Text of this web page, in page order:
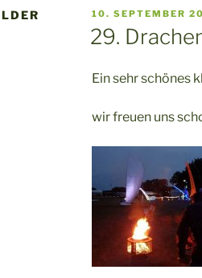
VERÖFFENTLICHT
AM
10. SEPTEMBER
29.
Ein sehr schönes
wir freuen uns